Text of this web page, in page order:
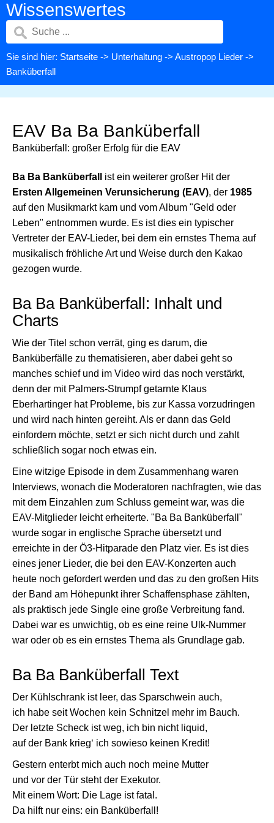
Wissenswertes
Sie sind hier: Startseite -> Unterhaltung -> Austropop Lieder ->
Banküberfall
EAV Ba Ba Banküberfall
Banküberfall: großer Erfolg für die EAV
Ba Ba Banküberfall
ist ein weiterer großer Hit der
Ersten Allgemeinen Verunsicherung (EAV), der 1985
auf den Musikmarkt kam und vom Album "Geld oder
Leben" entnommen wurde. Es ist dies ein typischer
Vertreter der EAV-Lieder, bei dem ein ernstes Thema auf
musikalisch fröhliche Art und Weise durch den Kakao
gezogen wurde.
Ba Ba Banküberfall: Inhalt und
Charts
Wie der Titel schon verrät, ging es darum, die
Banküberfälle zu thematisieren, aber dabei geht so
manches schief und im Video wird das noch verstärkt,
denn der mit Palmers-Strumpf getarnte Klaus
Eberhartinger hat Probleme, bis zur Kassa vorzudringen
und wird nach hinten gereiht. Als er dann das Geld
einfordern möchte, setzt er sich nicht durch und zahlt
schließlich sogar noch etwas ein.
Eine witzige Episode in dem Zusammenhang waren
Interviews, wonach die Moderatoren nachfragten, wie das
mit dem Einzahlen zum Schluss gemeint war, was die
EAV-Mitglieder leicht erheiterte. "Ba Ba Banküberfall"
wurde sogar in englische Sprache übersetzt und
erreichte in der Ö3-Hitparade den Platz vier. Es ist dies
eines jener Lieder, die bei den EAV-Konzerten auch
heute noch gefordert werden und das zu den großen Hits
der Band am Höhepunkt ihrer Schaffensphase zählten,
als praktisch jede Single eine große Verbreitung fand.
Dabei war es unwichtig, ob es eine reine Ulk-Nummer
war oder ob es ein ernstes Thema als Grundlage gab.
Ba Ba Banküberfall Text
Der Kühlschrank ist leer, das Sparschwein auch,
ich habe seit Wochen kein Schnitzel mehr im Bauch.
Der letzte Scheck ist weg, ich bin nicht liquid,
auf der Bank krieg‘ ich sowieso keinen Kredit!
Gestern enterbt mich auch noch meine Mutter
und vor der Tür steht der Exekutor.
Mit einem Wort: Die Lage ist fatal.
Da hilft nur eins: ein Banküberfall!